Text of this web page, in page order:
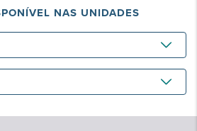
NAS UNIDADES